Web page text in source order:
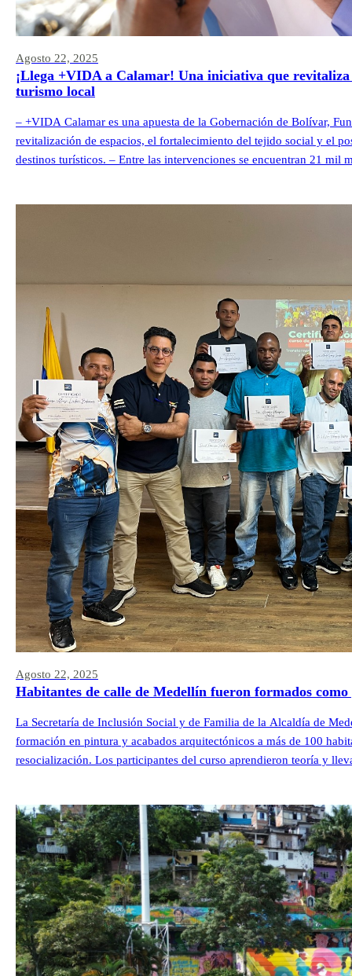
Agosto 22, 2025
¡Llega +VIDA a Calamar! Una iniciativa que
turismo local
– +VIDA Calamar es una apuesta de la Gobernación de Bolívar,
revitalización de espacios, el fortalecimiento del tejido social y el
destinos turísticos. – Entre las intervenciones se encuentran 21 mil
Agosto 22, 2025
Habitantes de calle de Medellín fueron formados
La Secretaría de Inclusión Social y de Familia de la Alcaldía de
formación en pintura y acabados arquitectónicos a más de 100
resocialización. Los participantes del curso aprendieron teoría y